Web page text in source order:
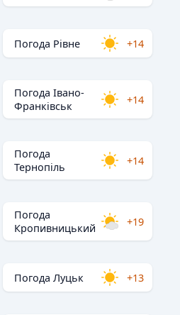
Погода Рівне +14
Погода Івано-
Франківськ
+14
Погода
Тернопіль
+14
Погода
Кропивницький
+19
Погода Луцьк +13